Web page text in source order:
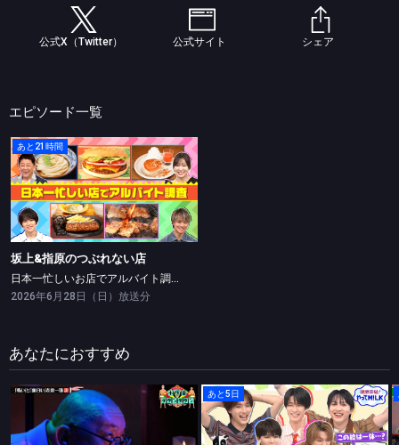
そして、なんといっても注目はMCを務める2人。各方面で活躍し歯に衣着
せぬ発言が注目され、今テレビ界で最も勢いのある坂上忍と、アイドルの
枠を飛び越え劇場の支配人やアイドルのプロデューサーをも任されるなど
公式X（Twitter） 公式サイト シェア
エピソード一覧
あと21時間
坂上&指原のつぶれない店
日本一忙しいお店でアルバイト調査！
坂上&指原のつぶれない店
日本一忙しいお店でアルバイト調査！
2026年6月28日（日）放送分
あなたにおすすめ
水曜日のダウンタウン
あと5日
限界突破！やってM!LK